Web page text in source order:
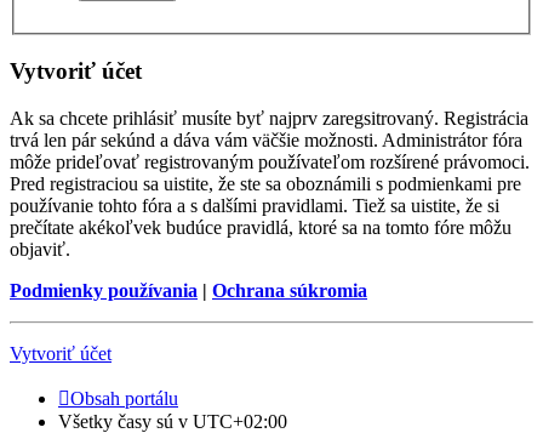
Vytvoriť účet
Ak sa chcete prihlásiť musíte byť najprv zaregsitrovaný. Registrácia
trvá len pár sekúnd a dáva vám väčšie možnosti. Administrátor fóra
môže prideľovať registrovaným používateľom rozšírené právomoci.
Pred registraciou sa uistite, že ste sa oboznámili s podmienkami pre
používanie tohto fóra a s dalšími pravidlami. Tiež sa uistite, že si
prečítate akékoľvek budúce pravidlá, ktoré sa na tomto fóre môžu
objaviť.
Podmienky používania | Ochrana súkromia
Vytvoriť účet
Obsah portálu
Všetky časy sú v UTC+02:00